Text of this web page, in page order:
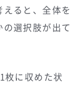
ると、全体を
選択肢が出て
枚に収めた状